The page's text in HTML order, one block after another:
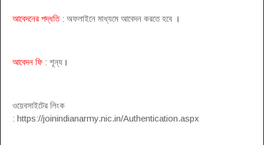
আবেদনের পদ্ধতি: অফলাইনে মাধ্যমে আবেদন করতে হবে ।
আবেদন ফি : শূন্য ।
ওয়েবসাইটের লিংক
: https://joinindianarmy.nic.in/Authentication.aspx